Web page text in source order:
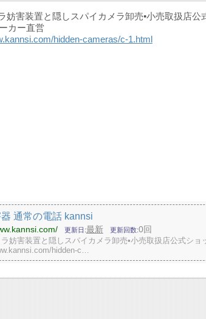
妨害装置と隠しスパイカメラ卸売•小売取扱店公
カー直営
hidden-cameras/c-1.html
通常の電話 kannsi
更新日 最新 更新回数 0回
妨害装置と隠しスパイカメラ卸売•小売取扱店公式ショ
hidden-c…